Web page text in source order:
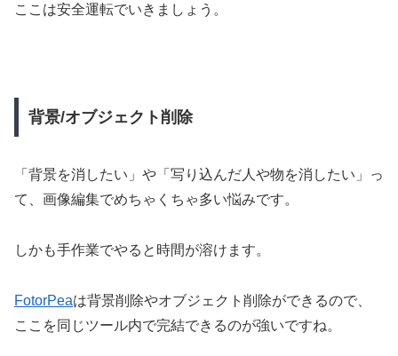
ここは安全運転でいきましょう。
背景/オブジェクト削除
「背景を消したい」や「写り込んだ人や物を消したい」っ
て、画像編集でめちゃくちゃ多い悩みです。
しかも手作業でやると時間が溶けます。
FotorPeaは背景削除やオブジェクト削除ができるので、
ここを同じツール内で完結できるのが強いですね。